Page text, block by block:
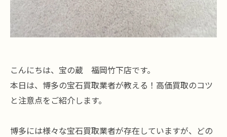
こんにちは、宝の蔵 福岡竹下店です。
本日は、博多の宝石買取業者が教える！高価買取のコツ
と注意点をご紹介します。
博多には様々な宝石買取業者が存在していますが、どの